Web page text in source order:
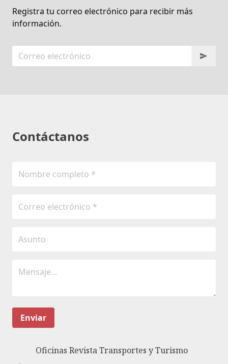
Registra tu correo electrónico para recibir más
información.
Contáctanos
Enviar
Oficinas Revista Transportes y Turismo